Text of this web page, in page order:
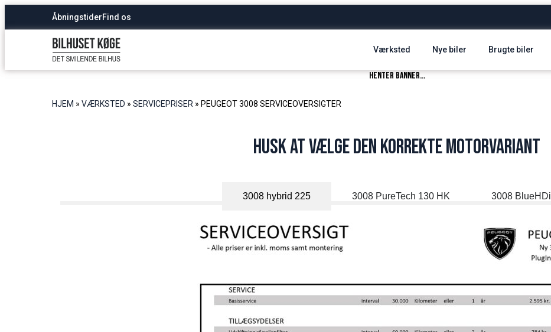
ÅbningstiderFind os
Værksted Nye biler Brugte biler
henter banner...
HJEM » VÆRKSTED » SERVICEPRISER » PEUGEOT 3008 SERVICEOVERSIGTER
Husk at vælge den korrekte motorvariant
3008 hybrid 225 3008 PureTech 130 HK 3008 BlueHDi